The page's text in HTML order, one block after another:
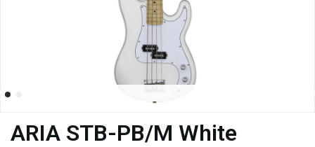
ARIA STB-PB/M White